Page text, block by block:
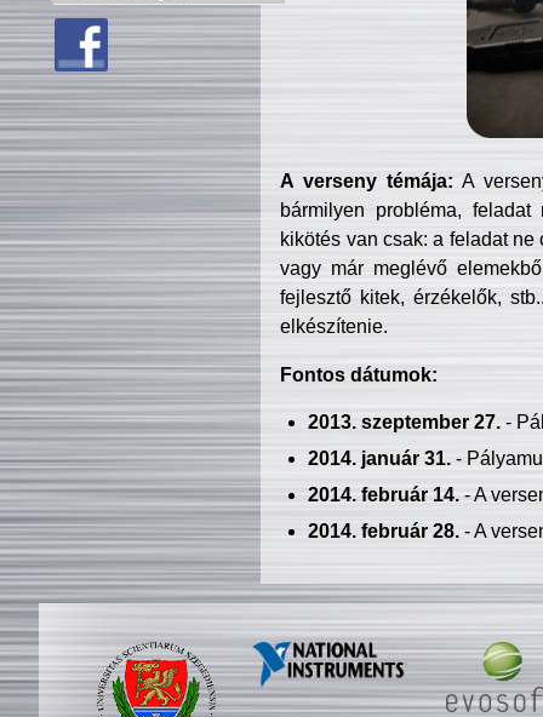
A verseny témája: A
bármilyen probléma, feladat
kikötés van csak: a feladat
vagy már meglévő
fejlesztő kitek, érzékelők,
elkészítenie.
Fontos dátumok:
2013. szeptember 27.-
2014. január 31.-
2014. február 14.- A
2014. február 28.- A